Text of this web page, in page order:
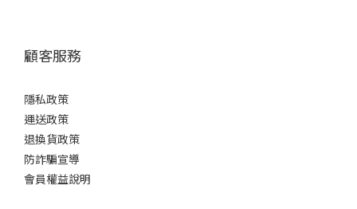
顧客服務
隱私政策
運送政策
退換貨政策
防詐騙宣導
會員權益說明